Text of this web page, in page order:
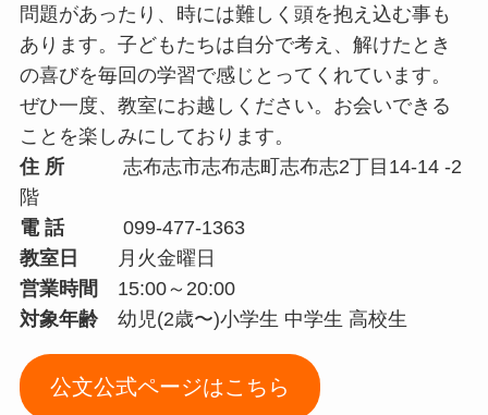
問題があったり、時には難しく頭を抱え込む事も
あります。子どもたちは自分で考え、解けたとき
の喜びを毎回の学習で感じとってくれています。
ぜひ一度、教室にお越しください。お会いできる
ことを楽しみにしております。
住 所志布志市志布志町志布志2丁目14-14 -2
階
電 話099-477-1363
教室日
月火金曜日
営業時間 15:00～20:00
対象年齢幼児(2歳〜)小学生 中学生 高校生
公文公式ページはこちら